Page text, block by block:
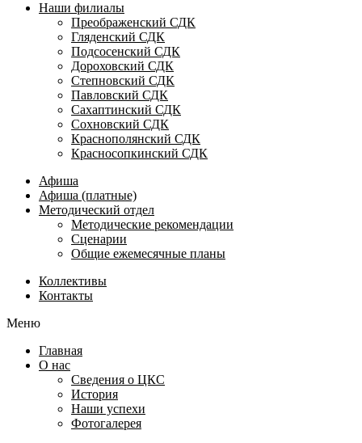
Наши филиалы
Преображенский СДК
Гляденский СДК
Подсосенский СДК
Дороховский СДК
Степновский СДК
Павловский СДК
Сахаптинский СДК
Сохновский СДК
Краснополянский СДК
Красносопкинский СДК
Афиша
Афиша (платные)
Методический отдел
Методические рекомендации
Сценарии
Общие ежемесячные планы
Коллективы
Контакты
Меню
Главная
О нас
Сведения о ЦКС
История
Наши успехи
Фотогалерея